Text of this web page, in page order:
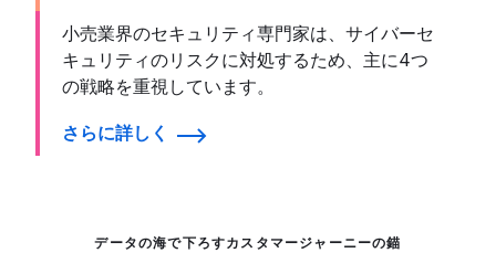
小売業界のセキュリティ専門家は、サイバーセ
キュリティのリスクに対処するため、主に4つ
の戦略を重視しています。
さらに詳しく
データの海で下ろすカスタマージャーニーの錨